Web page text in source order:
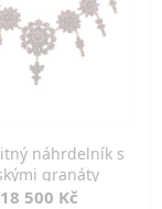
náhrdelník s
granáty
18 500 Kč